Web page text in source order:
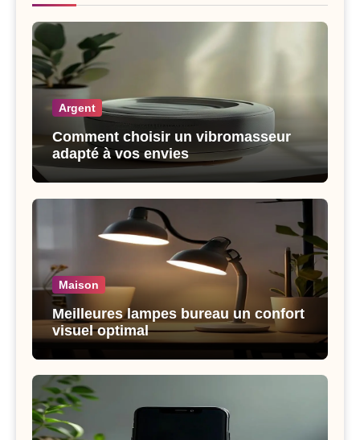
Argent
Comment choisir un vibromasseur
adapté à vos envies
Maison
Meilleures lampes bureau un confort
visuel optimal